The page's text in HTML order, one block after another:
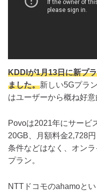
KDDIが1月13日に新プ
ました。新しい5Gプラ
はユーザーから概ね好
Povoは2021年にサービ
20GB、月額料金2,728
条件などはなく、オン
プラン。
NTTドコモのahamoと